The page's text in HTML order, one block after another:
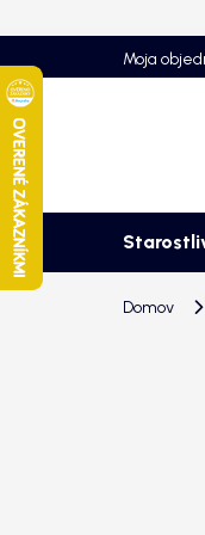
na
obsah
Moja
Domov